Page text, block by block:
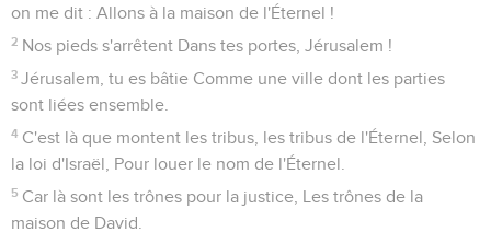
on me dit : Allons à la maison de l'Éternel !
2 Nos pieds s'arrêtent Dans tes portes, Jérusalem !
3 Jérusalem, tu es bâtie Comme une ville dont les parties
sont liées ensemble.
4 C'est là que montent les tribus, les tribus de l'Éternel, Selon
la loi d'Israël, Pour louer le nom de l'Éternel.
5 Car là sont les trônes pour la justice, Les trônes de la
maison de David.